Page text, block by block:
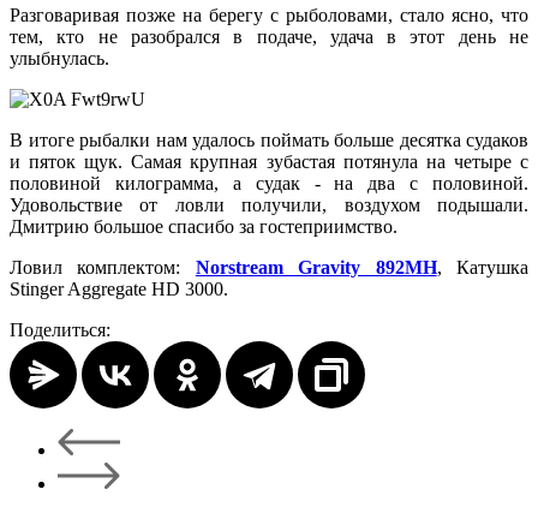
Разговаривая позже на берегу с рыболовами, стало ясно, что
тем, кто не разобрался в подаче, удача в этот день не
улыбнулась.
В итоге рыбалки нам удалось поймать больше десятка судаков
и пяток щук. Самая крупная зубастая потянула на четыре с
половиной килограмма, а судак - на два с половиной.
Удовольствие от ловли получили, воздухом подышали.
Дмитрию большое спасибо за гостеприимство.
Ловил комплектом: Norstream Gravity 892MH, Катушка
Stinger Aggregate HD 3000.
Поделиться: